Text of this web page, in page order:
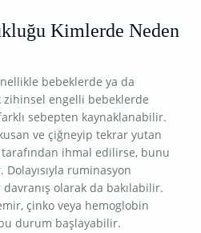
Kimlerde Neden
bebeklerde ya da
zihinsel engelli bebeklerde
sebepten kaynaklanabilir.
ve çiğneyip tekrar yutan
ihmal edilirse, bunu
ruminasyon
olarak da bakılabilir.
çinko veya hemoglobin
durum başlayabilir.